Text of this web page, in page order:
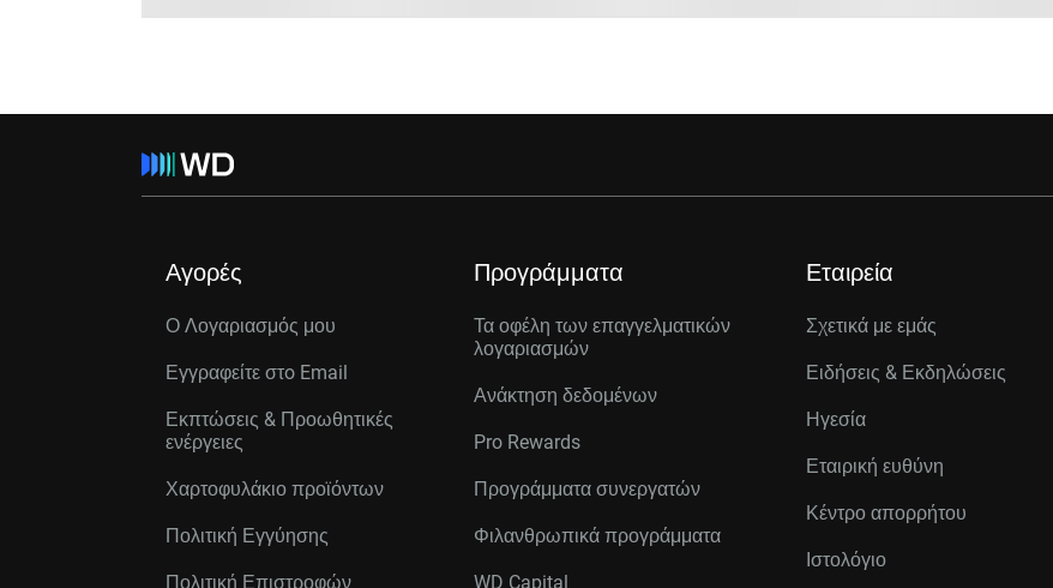
Αγορές
Ο Λογαριασμός μου
Εγγραφείτε στo Email
Εκπτώσεις & Προωθητικές
ενέργειες
Χαρτοφυλάκιο προϊόντων
Πολιτική Εγγύησης
Πολιτική Επιστροφών
Προγράμματα
Τα οφέλη των επαγγελματικών
λογαριασμών
Ανάκτηση δεδομένων
Pro Rewards
Προγράμματα συνεργατών
Φιλανθρωπικά προγράμματα
WD Capital
Εταιρεία
Σχετικά με εμάς
Ειδήσεις & Εκδηλώσεις
Ηγεσία
Εταιρική ευθύνη
Κέντρο απορρήτου
Ιστολόγιο